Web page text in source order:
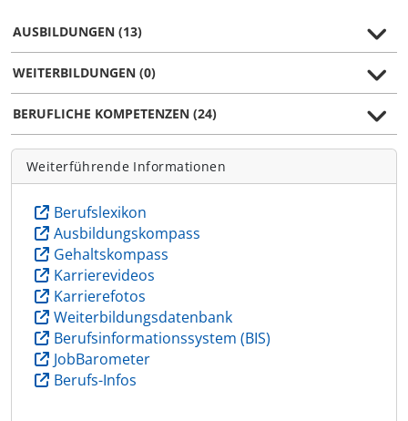
AUSBILDUNGEN (13)
WEITERBILDUNGEN (0)
BERUFLICHE KOMPETENZEN (24)
Weiterführende Informationen
Berufslexikon
Ausbildungskompass
Gehaltskompass
Karrierevideos
Karrierefotos
Weiterbildungsdatenbank
Berufsinformationssystem (BIS)
JobBarometer
Berufs-Infos